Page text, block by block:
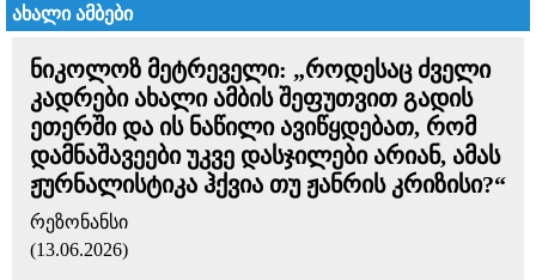
ახალი ამბები
ნიკოლოზ მეტრეველი: „როდესაც ძველი
კადრები ახალი ამბის შეფუთვით გადის
ეთერში და ის ნაწილი ავიწყდებათ, რომ
დამნაშავეები უკვე დასჯილები არიან, ამას
ჟურნალისტიკა ჰქვია თუ ჟანრის კრიზისი?“
რეზონანსი
(13.06.2026)